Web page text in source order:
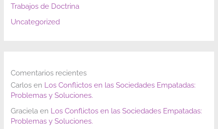
Trabajos de Doctrina
Uncategorized
Comentarios recientes
Carlos en Los Conflictos en las Sociedades Empatadas:
Problemas y Soluciones.
Graciela en Los Conflictos en las Sociedades Empatadas:
Problemas y Soluciones.